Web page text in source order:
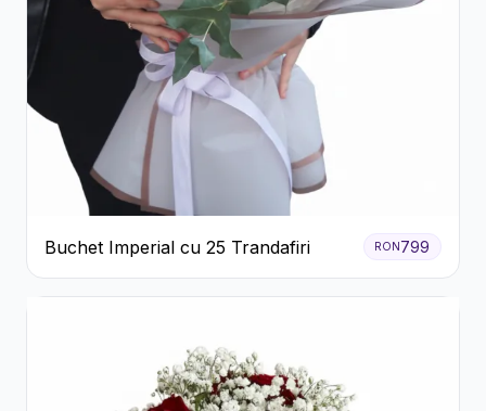
Buchet Imperial cu 25 Trandafiri RON 799